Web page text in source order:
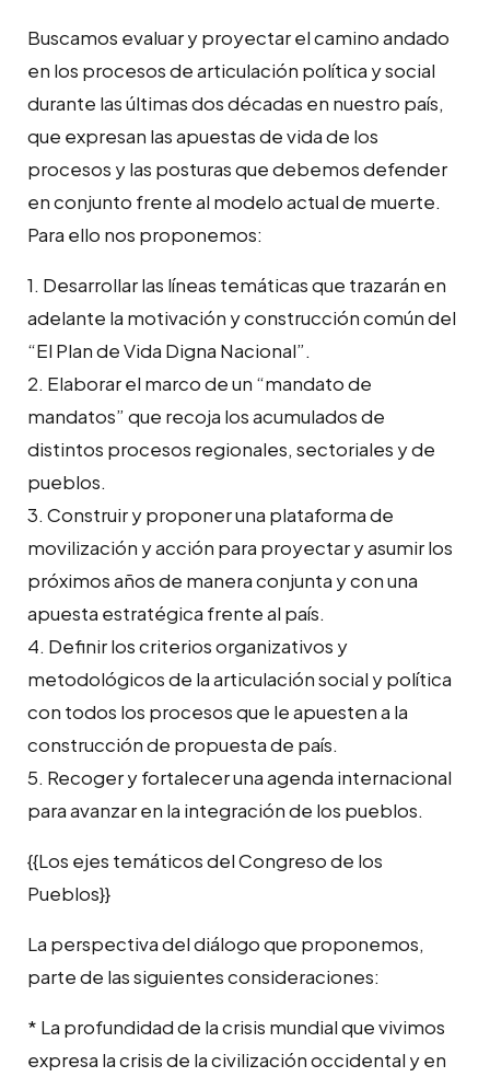
Buscamos evaluar y proyectar el camino andado
en los procesos de articulación política y social
durante las últimas dos décadas en nuestro país,
que expresan las apuestas de vida de los
procesos y las posturas que debemos defender
en conjunto frente al modelo actual de muerte.
Para ello nos proponemos:
1. Desarrollar las líneas temáticas que trazarán en
adelante la motivación y construcción común del
“El Plan de Vida Digna Nacional”.
2. Elaborar el marco de un “mandato de
mandatos” que recoja los acumulados de
distintos procesos regionales, sectoriales y de
pueblos.
3. Construir y proponer una plataforma de
movilización y acción para proyectar y asumir los
próximos años de manera conjunta y con una
apuesta estratégica frente al país.
4. Definir los criterios organizativos y
metodológicos de la articulación social y política
con todos los procesos que le apuesten a la
construcción de propuesta de país.
5. Recoger y fortalecer una agenda internacional
para avanzar en la integración de los pueblos.
{{Los ejes temáticos del Congreso de los
Pueblos}}
La perspectiva del diálogo que proponemos,
parte de las siguientes consideraciones:
* La profundidad de la crisis mundial que vivimos
expresa la crisis de la civilización occidental y en